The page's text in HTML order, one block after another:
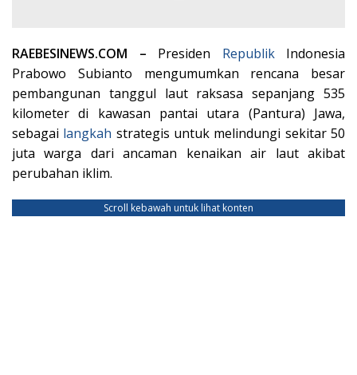
RAEBESINEWS.COM – Presiden RepublikIndonesia
Prabowo Subianto mengumumkan rencana besar
pembangunan tanggul laut raksasa sepanjang 535
kilometer di kawasan pantai utara (Pantura) Jawa,
sebagai langkah strategis untuk melindungi sekitar 50
juta warga dari ancaman kenaikan air laut akibat
perubahan iklim.
Scroll kebawah untuk lihat konten